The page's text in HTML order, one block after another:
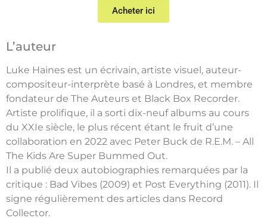
Acheter ici
L’auteur
Luke Haines est un écrivain, artiste visuel, auteur-
compositeur-interprète basé à Londres, et membre
fondateur de The Auteurs et Black Box Recorder.
Artiste prolifique, il a sorti dix-neuf albums au cours
du XXIe siècle, le plus récent étant le fruit d’une
collaboration en 2022 avec Peter Buck de R.E.M. – All
The Kids Are Super Bummed Out.
Il a publié deux autobiographies remarquées par la
critique : Bad Vibes (2009) et Post Everything (2011). Il
signe régulièrement des articles dans Record
Collector.